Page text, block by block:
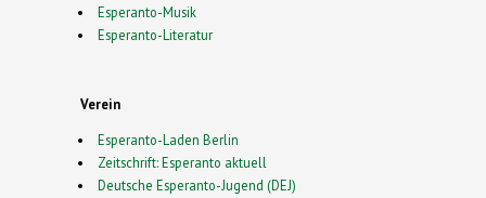
Esperanto-Musik
Esperanto-Literatur
Verein
Esperanto-Laden Berlin
Zeitschrift: Esperanto aktuell
Deutsche Esperanto-Jugend (DEJ)